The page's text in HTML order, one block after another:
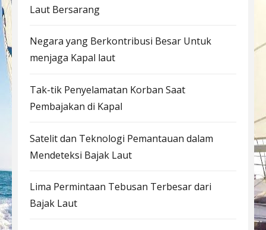
Laut Bersarang
Negara yang Berkontribusi Besar Untuk
menjaga Kapal laut
Tak-tik Penyelamatan Korban Saat
Pembajakan di Kapal
Satelit dan Teknologi Pemantauan dalam
Mendeteksi Bajak Laut
Lima Permintaan Tebusan Terbesar dari
Bajak Laut